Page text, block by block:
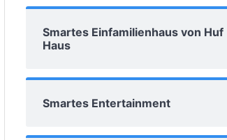
Smartes Einfamilienhaus von Huf
Haus
Smartes Entertainment